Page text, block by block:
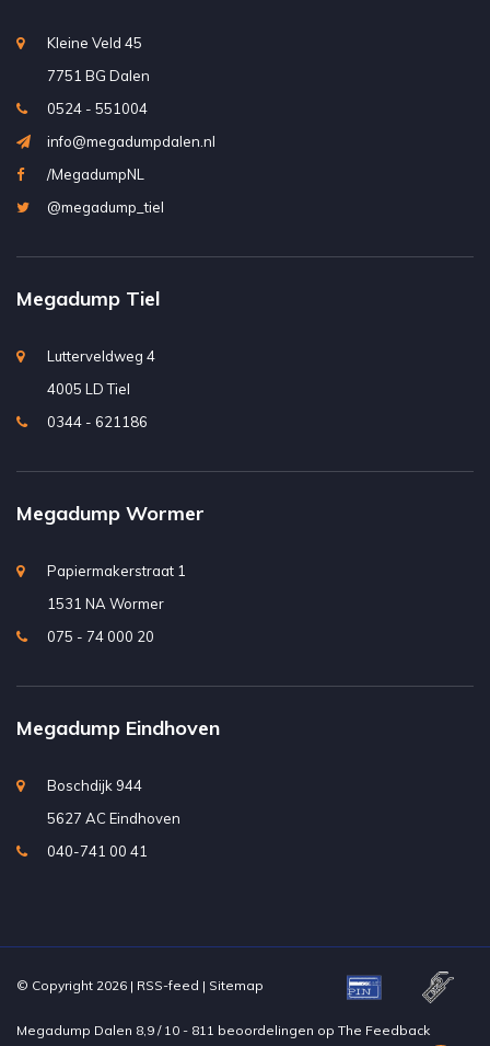
Kleine Veld 45
7751 BG Dalen
0524 - 551004
info@megadumpdalen.nl
/MegadumpNL
@megadump_tiel
Megadump Tiel
Lutterveldweg 4
4005 LD Tiel
0344 - 621186
Megadump Wormer
Papiermakerstraat 1
1531 NA Wormer
075 - 74 000 20
Megadump Eindhoven
Boschdijk 944
5627 AC Eindhoven
040-741 00 41
© Copyright 2026 | RSS-feed | Sitemap
Megadump Dalen 8,9 / 10 - 811 beoordelingen op The Feedback